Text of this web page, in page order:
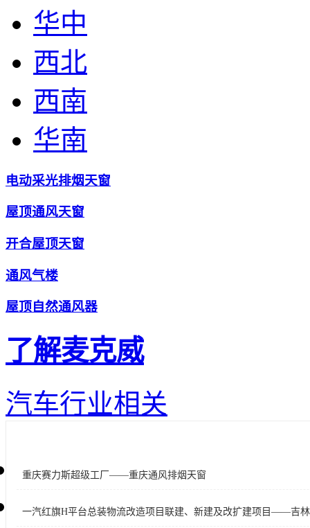
华中
西北
西南
华南
电动采光排烟天窗
屋顶通风天窗
开合屋顶天窗
通风气楼
屋顶自然通风器
了解麦克威
汽车行业相关
重庆赛力斯超级工厂——重庆通风排烟天窗
一汽红旗H平台总装物流改造项目联建、新建及改扩建项目——吉